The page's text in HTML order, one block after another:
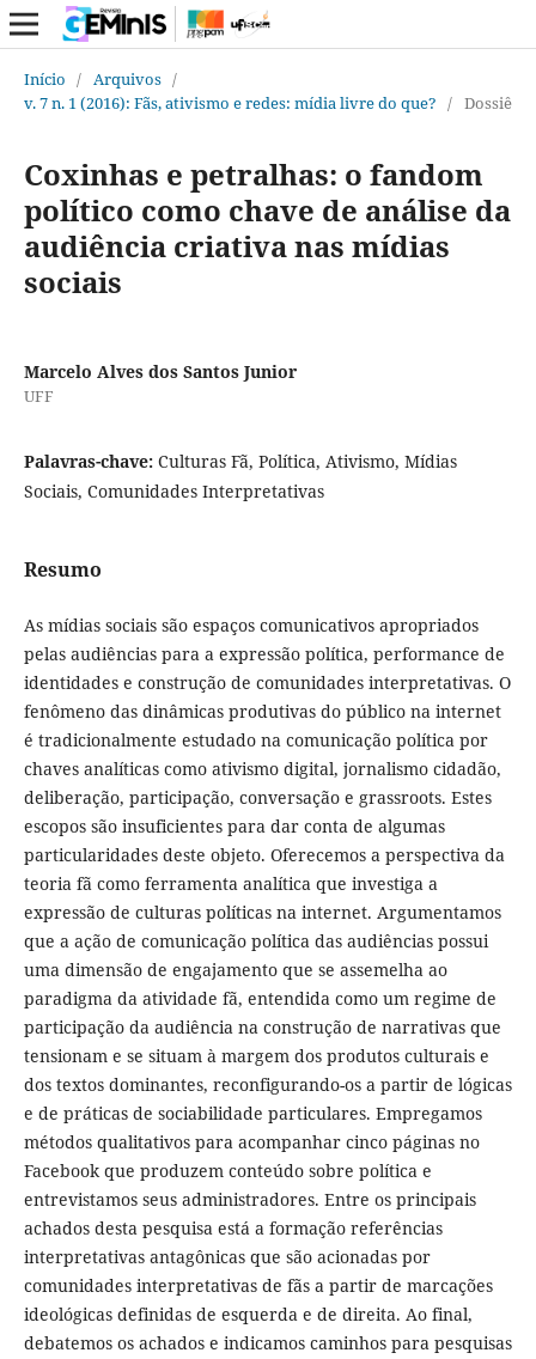
Início / Arquivos /
v. 7 n. 1 (2016): Fãs, ativismo e redes: mídia livre do que? / Dossiê
Coxinhas e petralhas: o fandom
político como chave de análise da
audiência criativa nas mídias
sociais
Marcelo Alves dos Santos Junior
UFF
Palavras-chave: Culturas Fã, Política, Ativismo, Mídias
Sociais, Comunidades Interpretativas
Resumo
As mídias sociais são espaços comunicativos apropriados
pelas audiências para a expressão política, performance de
identidades e construção de comunidades interpretativas. O
fenômeno das dinâmicas produtivas do público na internet
é tradicionalmente estudado na comunicação política por
chaves analíticas como ativismo digital, jornalismo cidadão,
deliberação, participação, conversação e grassroots. Estes
escopos são insuficientes para dar conta de algumas
particularidades deste objeto. Oferecemos a perspectiva da
teoria fã como ferramenta analítica que investiga a
expressão de culturas políticas na internet. Argumentamos
que a ação de comunicação política das audiências possui
uma dimensão de engajamento que se assemelha ao
paradigma da atividade fã, entendida como um regime de
participação da audiência na construção de narrativas que
tensionam e se situam à margem dos produtos culturais e
dos textos dominantes, reconfigurando-os a partir de lógicas
e de práticas de sociabilidade particulares. Empregamos
métodos qualitativos para acompanhar cinco páginas no
Facebook que produzem conteúdo sobre política e
entrevistamos seus administradores. Entre os principais
achados desta pesquisa está a formação referências
interpretativas antagônicas que são acionadas por
comunidades interpretativas de fãs a partir de marcações
ideológicas definidas de esquerda e de direita. Ao final,
debatemos os achados e indicamos caminhos para pesquisas